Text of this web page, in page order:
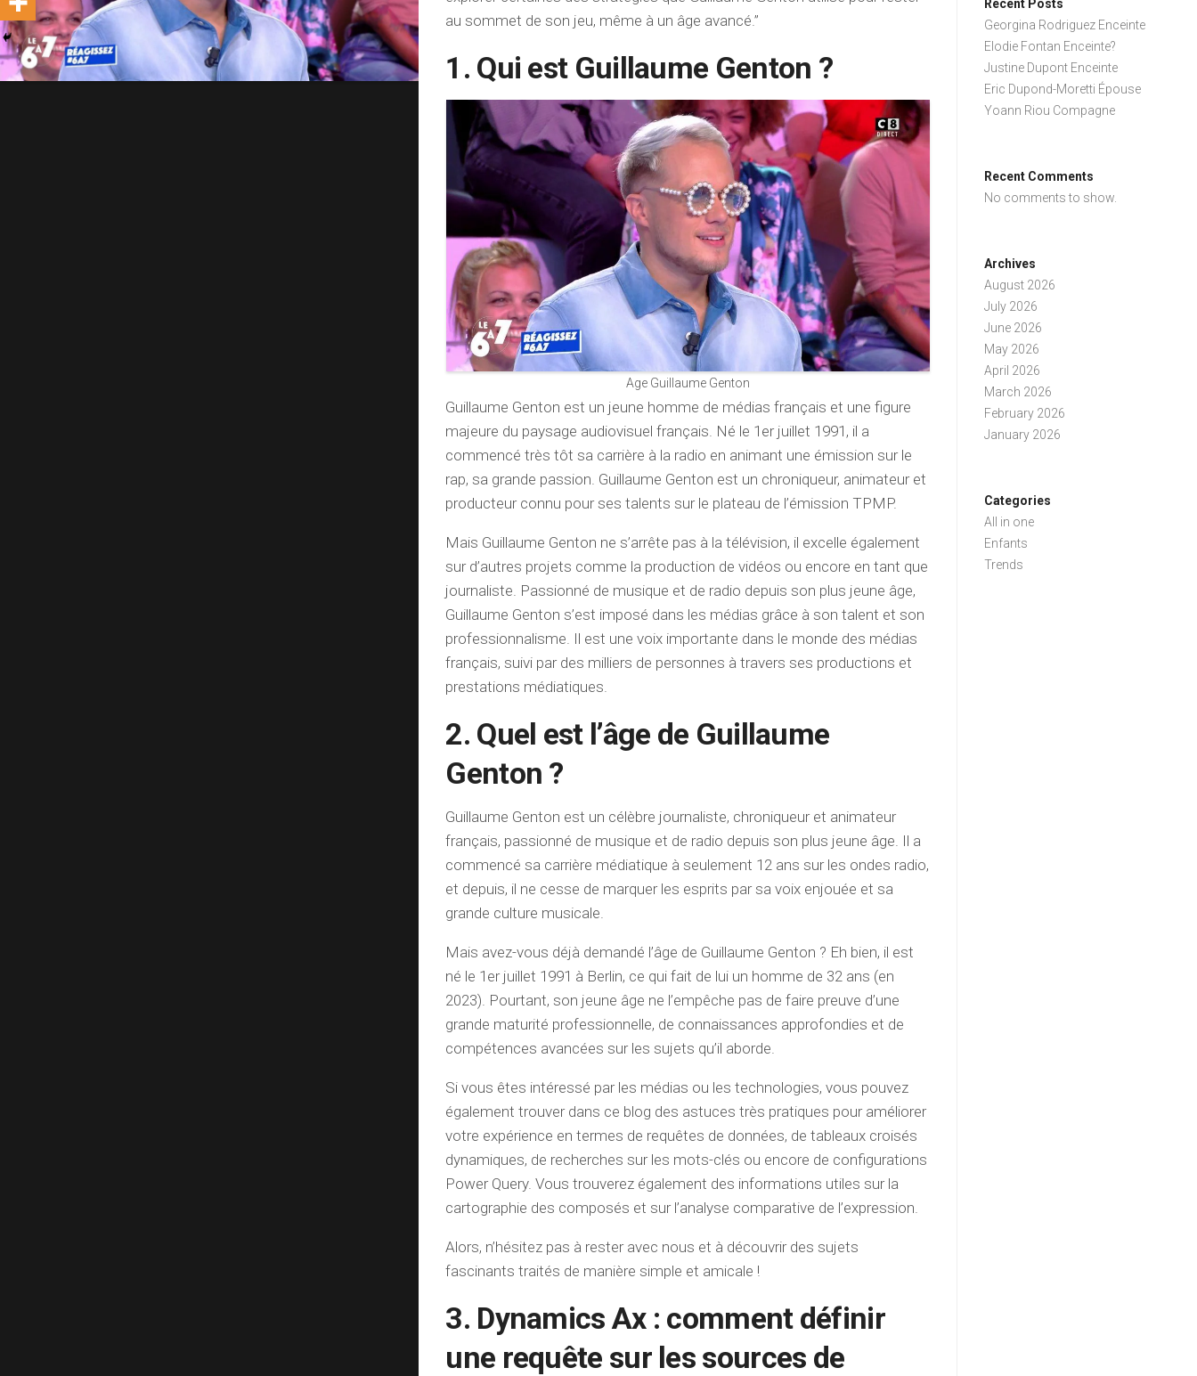
au sommet de son jeu, même à un âge avancé.”
1. Qui est Guillaume Genton ?
Age Guillaume Genton
Guillaume Genton est un jeune homme de médias français et une figure
majeure du paysage audiovisuel français. Né le 1er juillet 1991, il a
commencé très tôt sa carrière à la radio en animant une émission sur le
rap, sa grande passion. Guillaume Genton est un chroniqueur, animateur et
producteur connu pour ses talents sur le plateau de l’émission TPMP.
Mais Guillaume Genton ne s’arrête pas à la télévision, il excelle également
sur d’autres projets comme la production de vidéos ou encore en tant que
journaliste. Passionné de musique et de radio depuis son plus jeune âge,
Guillaume Genton s’est imposé dans les médias grâce à son talent et son
professionnalisme. Il est une voix importante dans le monde des médias
français, suivi par des milliers de personnes à travers ses productions et
prestations médiatiques.
2. Quel est l’âge de Guillaume
Genton ?
Guillaume Genton est un célèbre journaliste, chroniqueur et animateur
français, passionné de musique et de radio depuis son plus jeune âge. Il a
commencé sa carrière médiatique à seulement 12 ans sur les ondes radio,
et depuis, il ne cesse de marquer les esprits par sa voix enjouée et sa
grande culture musicale.
Mais avez-vous déjà demandé l’âge de Guillaume Genton ? Eh bien, il est
né le 1er juillet 1991 à Berlin, ce qui fait de lui un homme de 32 ans (en
2023). Pourtant, son jeune âge ne l’empêche pas de faire preuve d’une
grande maturité professionnelle, de connaissances approfondies et de
compétences avancées sur les sujets qu’il aborde.
Si vous êtes intéressé par les médias ou les technologies, vous pouvez
également trouver dans ce blog des astuces très pratiques pour améliorer
votre expérience en termes de requêtes de données, de tableaux croisés
dynamiques, de recherches sur les mots-clés ou encore de configurations
Power Query. Vous trouverez également des informations utiles sur la
cartographie des composés et sur l’analyse comparative de l’expression.
Alors, n’hésitez pas à rester avec nous et à découvrir des sujets
fascinants traités de manière simple et amicale !
3. Dynamics Ax : comment définir
une requête sur les sources de
Recent Posts
Georgina Rodriguez Enceinte
Elodie Fontan Enceinte?
Justine Dupont Enceinte
Eric Dupond-Moretti Épouse
Yoann Riou Compagne
Recent Comments
No comments to show.
Archives
August 2026
July 2026
June 2026
May 2026
April 2026
March 2026
February 2026
January 2026
Categories
All in one
Enfants
Trends